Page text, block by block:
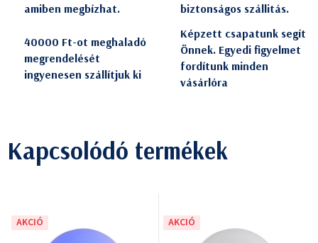
amiben megbízhat.
biztonságos szállitás.
40000 Ft-ot meghaladó
megrendelését
ingyenesen szállítjuk ki
Képzett csapatunk segít
Önnek. Egyedi figyelmet
fordítunk minden
vásárlóra
Kapcsolódó termékek
AKCIÓ AKCIÓ